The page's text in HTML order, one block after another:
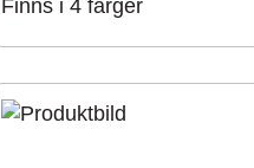
Finns i 4 färger